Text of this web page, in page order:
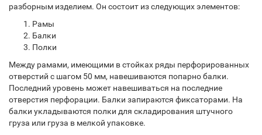
разборным изделием. Он состоит из следующих элементов:
Рамы
Балки
Полки
Между рамами, имеющими в стойках ряды перфорированных
отверстий с шагом 50 мм, навешиваются попарно балки.
Последний уровень может навешиваться на последние
отверстия перфорации. Балки запираются фиксаторами. На
балки укладываются полки для складирования штучного
груза или груза в мелкой упаковке.